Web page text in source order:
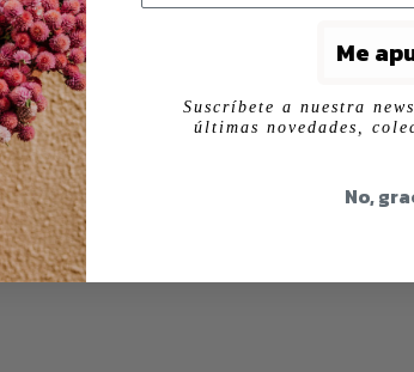
Me
Suscríbete a nuestra
últimas novedades,
No,